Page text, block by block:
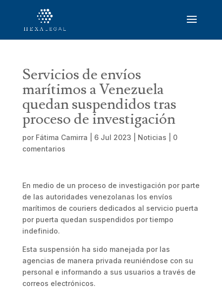
Servicios de envíos
marítimos a Venezuela
quedan suspendidos tras
proceso de investigación
por Fátima Camirra 6 Jul 2023 Noticias
0
comentarios
En medio de un proceso de investigación por parte
de las autoridades venezolanas los envíos
marítimos de couriers dedicados al servicio puerta
por puerta quedan suspendidos por tiempo
indefinido.
Esta suspensión ha sido manejada por las
agencias de manera privada reuniéndose con su
personal e informando a sus usuarios a través de
correos electrónicos.